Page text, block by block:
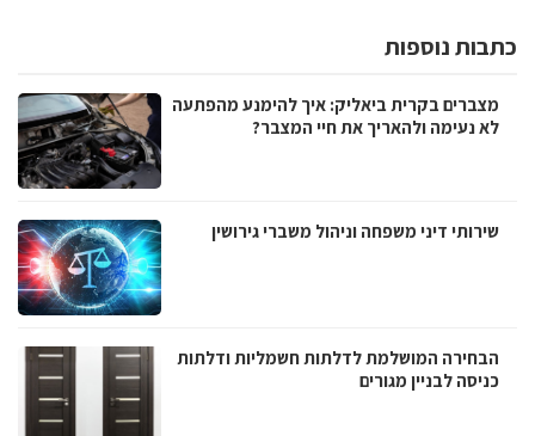
כתבות נוספות
מצברים בקרית ביאליק: איך להימנע מהפתעה
לא נעימה ולהאריך את חיי המצבר?
שירותי דיני משפחה וניהול משברי גירושין
הבחירה המושלמת לדלתות חשמליות ודלתות
כניסה לבניין מגורים